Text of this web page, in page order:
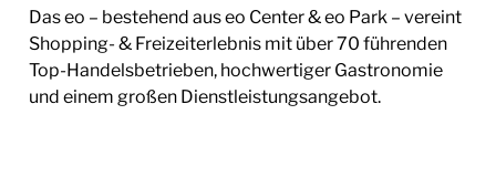
Das eo – bestehend aus eo Center & eo Park – vereint
Shopping- & Freizeiterlebnis mit über 70 führenden
Top-Handelsbetrieben, hochwertiger Gastronomie
und einem großen Dienstleistungsangebot.